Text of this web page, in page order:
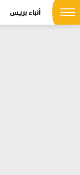
أنباء بريس